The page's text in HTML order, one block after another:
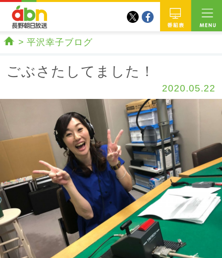
twitterfacebook
平沢幸子ブログ
ごぶさたしてました！
2020.05.22